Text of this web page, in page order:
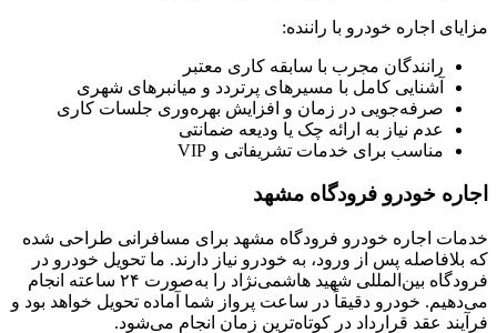
مزایای اجاره خودرو با راننده:
رانندگان مجرب با سابقه کاری معتبر
آشنایی کامل با مسیرهای پرتردد و میانبرهای شهری
صرفه‌جویی در زمان و افزایش بهره‌وری جلسات کاری
عدم نیاز به ارائه چک یا ودیعه ضمانتی
مناسب برای خدمات تشریفاتی و VIP
اجاره خودرو فرودگاه مشهد
خدمات اجاره خودرو فرودگاه مشهد برای مسافرانی طراحی شده
که بلافاصله پس از ورود، به خودرو نیاز دارند. ما تحویل خودرو در
فرودگاه بین‌المللی شهید هاشمی‌نژاد را به‌صورت ۲۴ ساعته انجام
می‌دهیم. خودرو دقیقاً در ساعت پرواز شما آماده تحویل خواهد بود و
فرآیند عقد قرارداد در کوتاه‌ترین زمان انجام می‌شود.